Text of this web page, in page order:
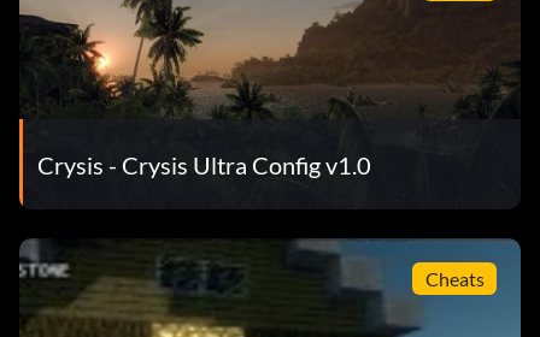
Crysis - Crysis Ultra Config v1.0
Cheats